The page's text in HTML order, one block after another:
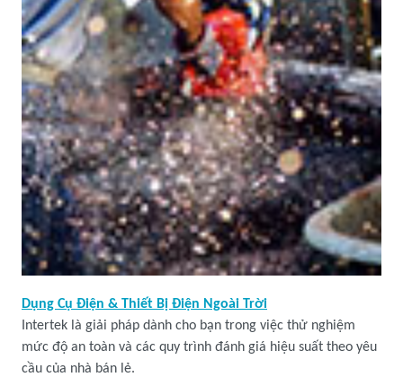
Dụng Cụ Điện & Thiết Bị Điện Ngoài Trời
Intertek là giải pháp dành cho bạn trong việc thử nghiệm
mức độ an toàn và các quy trình đánh giá hiệu suất theo yêu
cầu của nhà bán lẻ.